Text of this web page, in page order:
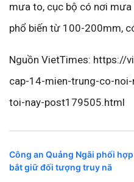
mưa to, cục bộ có nơi
phổ biến từ 100-200mm,
Nguồn VietTimes: https://
cap-14-mien-trung-co-
toi-nay-post179505.html
Công an Quảng Ngãi phối
bắt giữ đối tượng truy nã